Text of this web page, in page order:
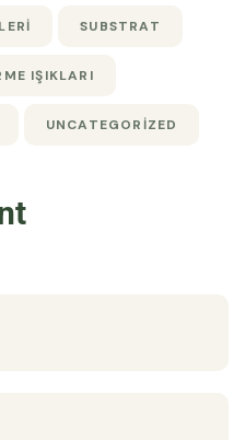
SUBSTRAT
IŞIKLARI
UNCATEGORIZED